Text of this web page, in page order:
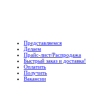
Представляемся
Делаем
Прайс-лист/Распродажа
Быстрый заказ и доставка!
Оплатить
Получить
Вакансии